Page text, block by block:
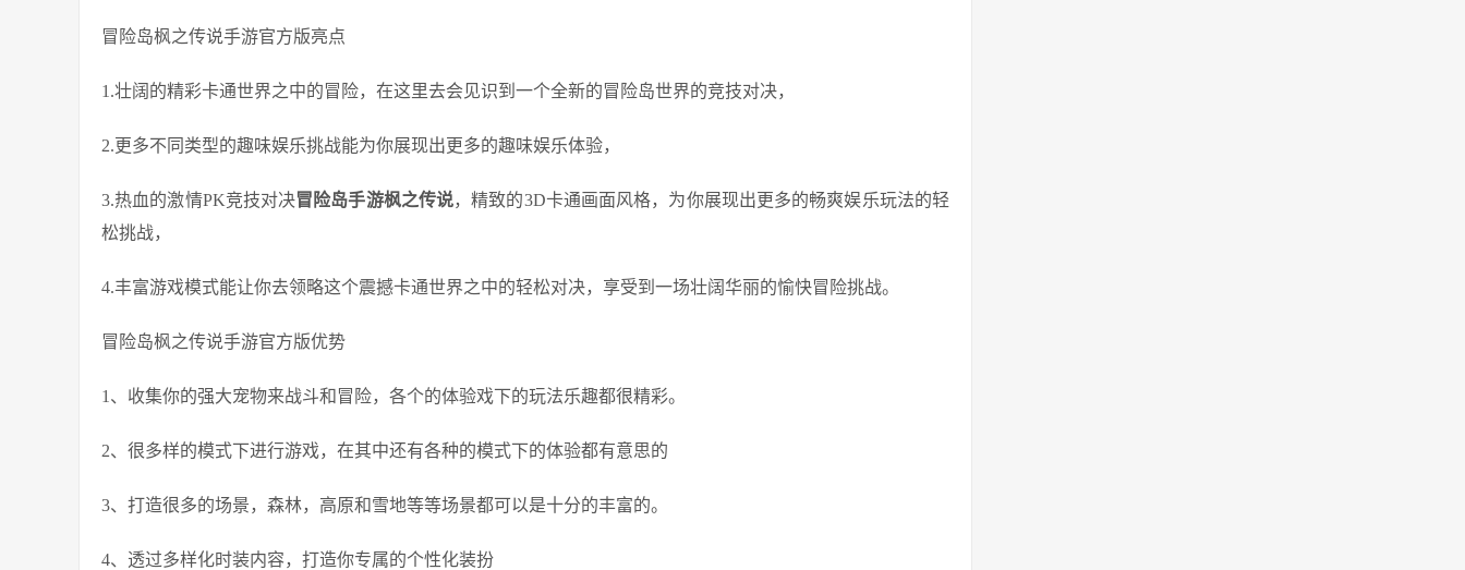
冒险岛枫之传说手游官方版亮点
1.壮阔的精彩卡通世界之中的冒险，在这里去会见识到一个全新的冒险岛世界的竞技对决，
2.更多不同类型的趣味娱乐挑战能为你展现出更多的趣味娱乐体验，
3.热血的激情PK竞技对决冒险岛手游枫之传说，精致的3D卡通画面风格，为你展现出更多的畅爽娱乐玩法的轻
松挑战，
4.丰富游戏模式能让你去领略这个震撼卡通世界之中的轻松对决，享受到一场壮阔华丽的愉快冒险挑战。
冒险岛枫之传说手游官方版优势
1、收集你的强大宠物来战斗和冒险，各个的体验戏下的玩法乐趣都很精彩。
2、很多样的模式下进行游戏，在其中还有各种的模式下的体验都有意思的
3、打造很多的场景，森林，高原和雪地等等场景都可以是十分的丰富的。
4、透过多样化时装内容，打造你专属的个性化装扮